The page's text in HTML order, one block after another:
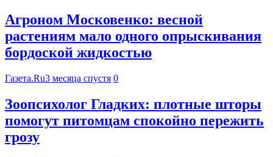
Агроном Московенко: весной
растениям мало одного опрыскивания
бордоской жидкостью
Газета.Ru3 месяца спустя 0
Зоопсихолог Гладких: плотные шторы
помогут питомцам спокойно пережить
грозу